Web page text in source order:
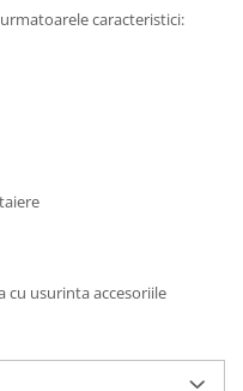
caracteristici:
cu usurinta accesoriile